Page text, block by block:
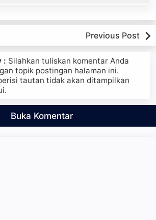
Previous Post
: Silahkan tuliskan komentar Anda
topik postingan halaman ini.
tautan tidak akan ditampilkan
Buka Komentar